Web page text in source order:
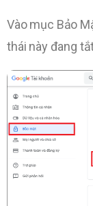
Vào mục Bảo
thái này đang